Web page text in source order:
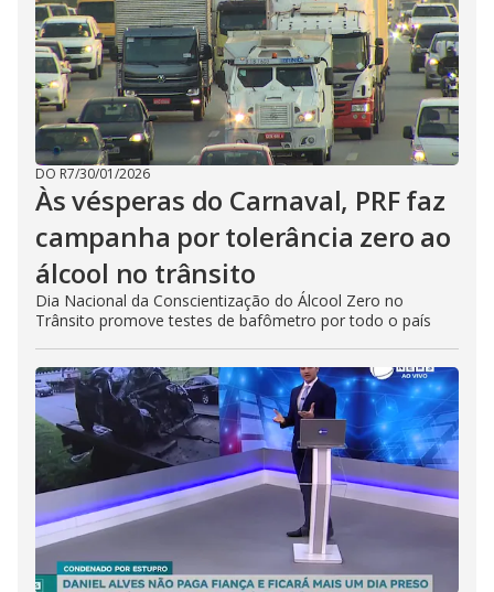
DO R7/30/01/2026
Às vésperas do Carnaval, PRF faz
campanha por tolerância zero ao
álcool no trânsito
Dia Nacional da Conscientização do Álcool Zero no
Trânsito promove testes de bafômetro por todo o país